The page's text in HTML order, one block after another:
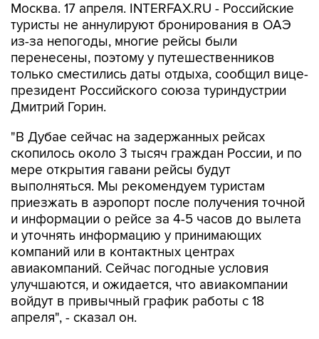
Москва. 17 апреля. INTERFAX.RU - Российские
туристы не аннулируют бронирования в ОАЭ
из-за непогоды, многие рейсы были
перенесены, поэтому у путешественников
только сместились даты отдыха, сообщил вице-
президент Российского союза туриндустрии
Дмитрий Горин.
"В Дубае сейчас на задержанных рейсах
скопилось около 3 тысяч граждан России, и по
мере открытия гавани рейсы будут
выполняться. Мы рекомендуем туристам
приезжать в аэропорт после получения точной
и информации о рейсе за 4-5 часов до вылета
и уточнять информацию у принимающих
компаний или в контактных центрах
авиакомпаний. Сейчас погодные условия
улучшаются, и ожидается, что авиакомпании
войдут в привычный график работы с 18
апреля", - сказал он.